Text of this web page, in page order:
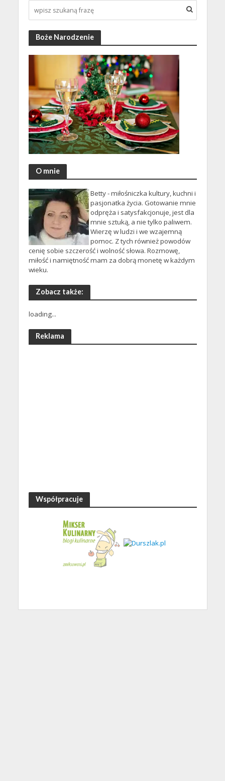
Boże Narodzenie
O mnie
Betty - miłośniczka kultury, kuchni i
pasjonatka życia. Gotowanie mnie
odpręża i satysfakcjonuje, jest dla
mnie sztuką, a nie tylko paliwem.
Wierzę w ludzi i we wzajemną
pomoc. Z tych również powodów
cenię sobie szczerość i wolność słowa. Rozmowę,
miłość i namiętność mam za dobrą monetę w każdym
wieku.
Zobacz także:
loading...
Reklama
Współpracuje